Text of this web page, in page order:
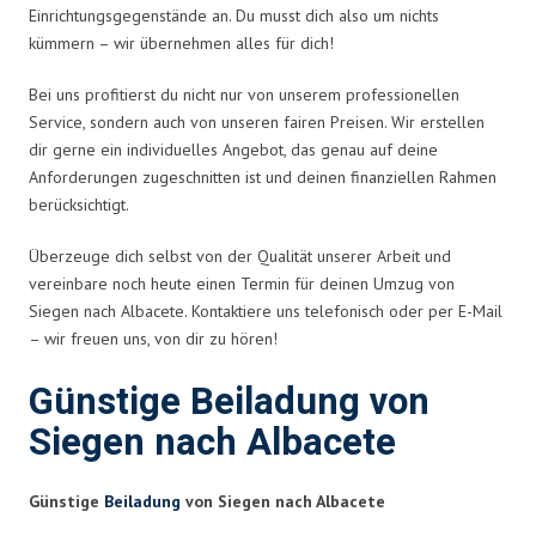
Einrichtungsgegenstände an. Du musst dich also um nichts
kümmern – wir übernehmen alles für dich!
Bei uns profitierst du nicht nur von unserem professionellen
Service, sondern auch von unseren fairen Preisen. Wir erstellen
dir gerne ein individuelles Angebot, das genau auf deine
Anforderungen zugeschnitten ist und deinen finanziellen Rahmen
berücksichtigt.
Überzeuge dich selbst von der Qualität unserer Arbeit und
vereinbare noch heute einen Termin für deinen Umzug von
Siegen nach Albacete. Kontaktiere uns telefonisch oder per E-Mail
– wir freuen uns, von dir zu hören!
Günstige Beiladung von
Siegen nach Albacete
Günstige Beiladung von Siegen nach Albacete